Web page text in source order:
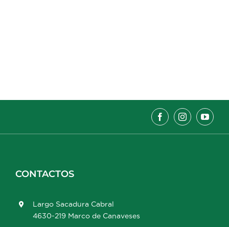
CONTACTOS
Largo Sacadura Cabral
4630-219 Marco de Canaveses